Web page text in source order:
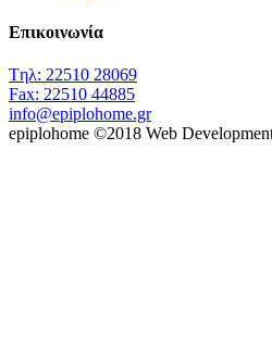
Επικοινωνία
Tηλ: 22510 28069
Fax: 22510 44885
info@epiplohome.gr
epiplohome ©2018 Web